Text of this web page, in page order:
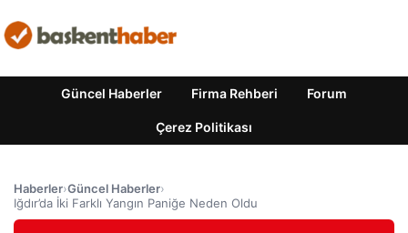
Güncel Haberler Firma Rehberi Forum
Çerez Politikası
Haberler›Güncel Haberler›
Iğdır’da İki Farklı Yangın Paniğe Neden Oldu